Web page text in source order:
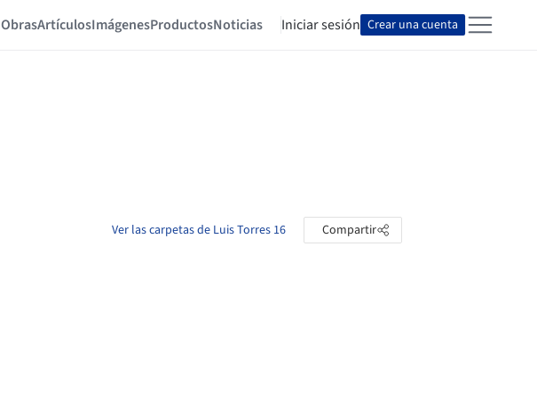
ObrasArtículosImágenesProductosNoticias Iniciar sesión Crear una cuenta
Ver las carpetas de Luis Torres 16 Compartir